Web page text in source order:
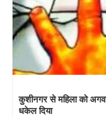
कुशीनगर से महिला को
धकेल दिया